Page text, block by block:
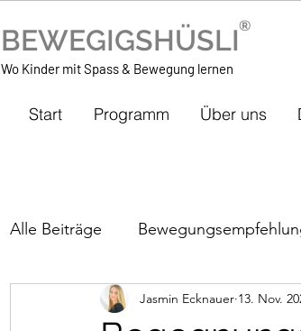
®
BEWEGIGSHÜSLI
Wo Kinder mit Spass & Bewegung lernen
Start Programm Über uns
Alle Beiträge
Bewegungs-ABC der
Jasmin Ecknauer 13. Nov.